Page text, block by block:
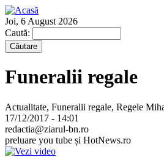
Joi, 6 August 2026
Caută:
Funeralii regale
Actualitate, Funeralii regale, Regele
17/12/2017 - 14:01
redactia@ziarul-bn.ro
preluare you tube și HotNews.ro